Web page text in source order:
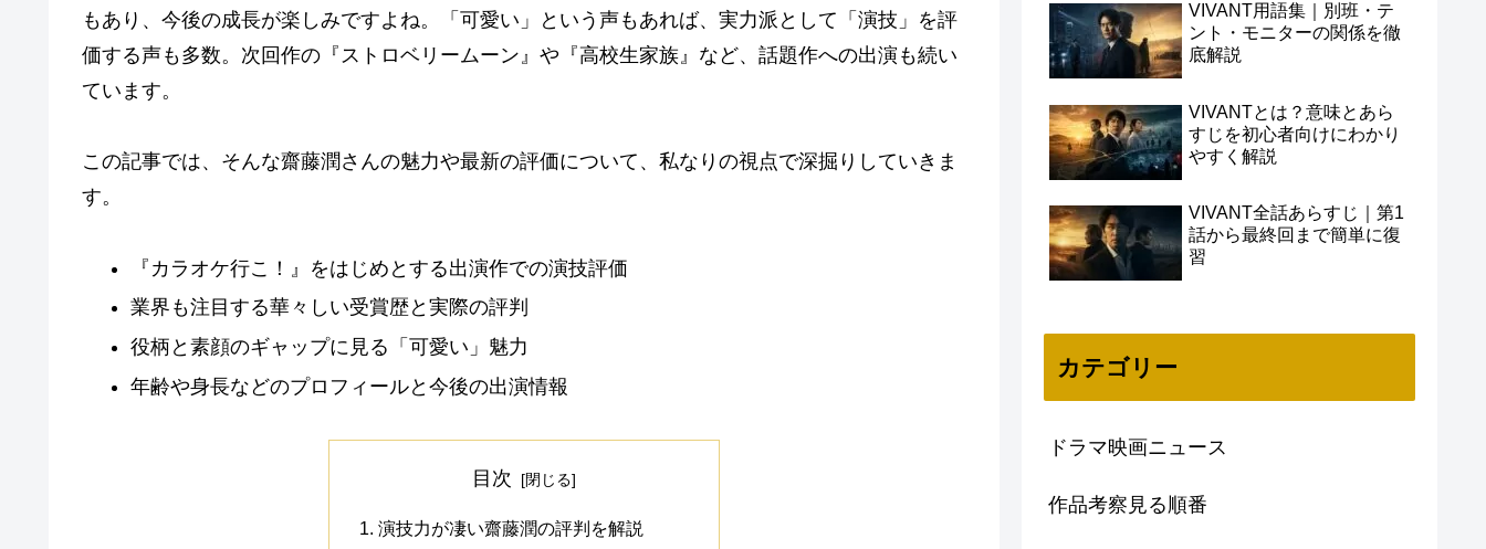
もあり、今後の成長が楽しみですよね。「可愛い」という声もあれば、実力派として「演技」を評
価する声も多数。次回作の『ストロベリームーン』や『高校生家族』など、話題作への出演も続い
ています。
この記事では、そんな齋藤潤さんの魅力や最新の評価について、私なりの視点で深掘りしていきま
す。
『カラオケ行こ！』をはじめとする出演作での演技評価
業界も注目する華々しい受賞歴と実際の評判
役柄と素顔のギャップに見る「可愛い」魅力
年齢や身長などのプロフィールと今後の出演情報
目次
演技力が凄い齋藤潤の評判を解説
VIVANT用語集｜別班・テ
ント・モニターの関係を徹
底解説
VIVANTとは？意味とあら
すじを初心者向けにわかり
やすく解説
VIVANT全話あらすじ｜第1
話から最終回まで簡単に復
習
カテゴリー
ドラマ映画ニュース
作品考察見る順番